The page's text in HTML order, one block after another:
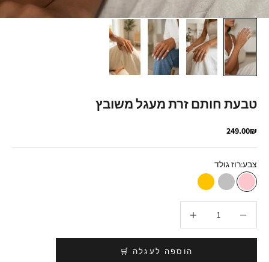
טבעת חותם זרת מעגל משובץ
מחיר מבצע
249.00₪
צבע:רוז גולד
רוז גולדכסף זהב
הוספה לעגלה 🛒